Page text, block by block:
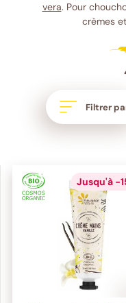
vera. Pour
crèmes et
Filtrer
Jusqu'à -